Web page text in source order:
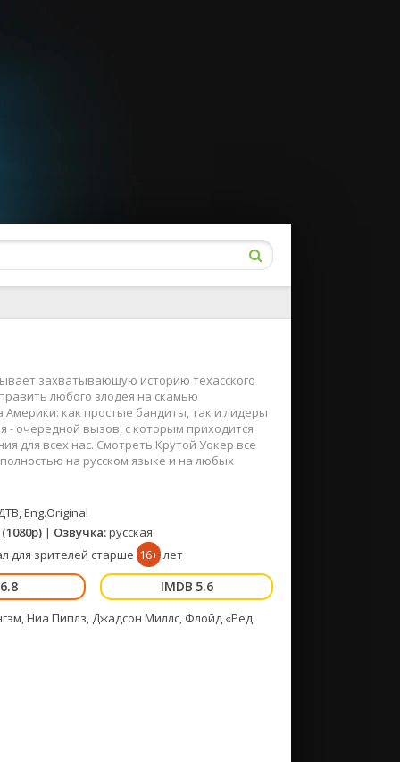
захватывающую историю техасского
любого злодея на скамью
как простые бандиты, так и лидеры
- очередной вызов, с которым приходится
для всех нас. Смотреть Крутой Уокер все
на русском языке и на любых
Eng.Original
(1080p)| Озвучка:русская
для зрителей старше 16+лет
6.8 5.6
Ниа Пиплз, Джадсон Миллс, Флойд «Ред